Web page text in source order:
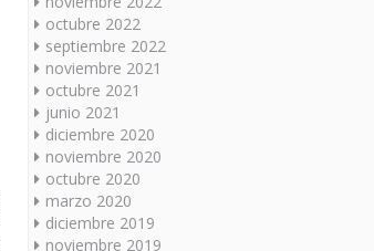
octubre 2022
septiembre 2022
noviembre 2021
octubre 2021
junio 2021
diciembre 2020
noviembre 2020
octubre 2020
marzo 2020
diciembre 2019
noviembre 2019